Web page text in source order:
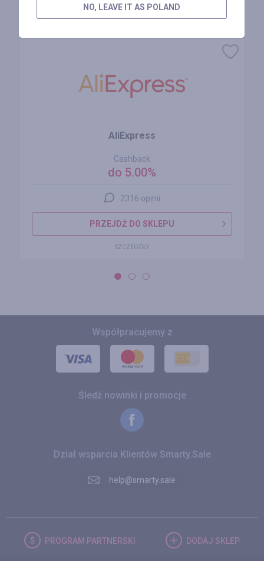
Podobne sklepy
AliExpress
Cashback
do 5.00%
2316 opinii
PRZEJDŹ DO SKLEPU
SZCZEGÓŁY
Współpracujemy z
Śledź nowinki i promocje
Dział wsparcia Klientów Smarty.Sale
help@smarty.sale
PROGRAM PARTNERSKI DODAJ SKLEP
NO, LEAVE IT AS POLAND